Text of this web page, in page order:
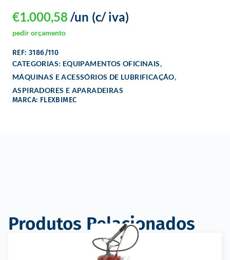
€1.000,58 (c/ iva)
/un
pedir orçamento
REF: 3186/110
CATEGORIAS: EQUIPAMENTOS OFICINAIS,
MÁQUINAS E ACESSÓRIOS DE LUBRIFICAÇÃO,
ASPIRADORES E APARADEIRAS
MARCA: FLEXBIMEC
Produtos Relacionados